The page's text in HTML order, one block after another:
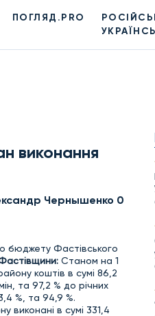
ПОГЛЯД.PRO
виконання
Чернышенко 0
бюджету Фастівського
Станом на 1
коштів в сумі 86,2
та 97,2 % до річних
%, та 94,9 %.
виконані в сумі 331,4